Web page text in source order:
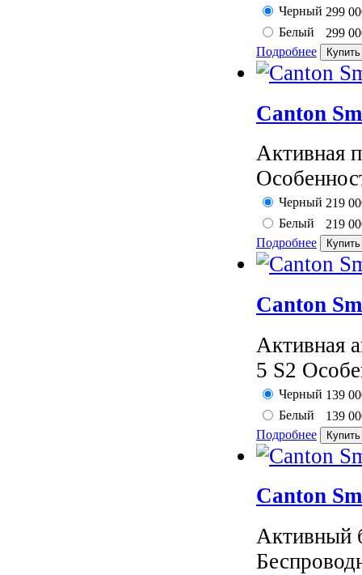
Черный 299
Белый
299
Подробнее
Canton
Активная
Черный 219
Белый
219
Подробнее
Canton
Активная
5 S2
Черный 139
Белый
139
Подробнее
Canton
Активный